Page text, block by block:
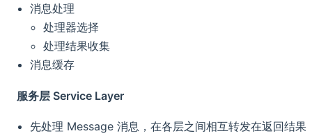
消息处理
处理器选择
处理结果收集
消息缓存
服务层 Service Layer
先处理 Message 消息，在各层之间相互转发在返回结果